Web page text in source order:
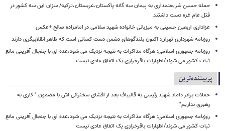
حمله حسین شریعتمداری به پیمان سه گانه پاکستان،عربستان،ترکیه/ سزان این سه کشور در
قتل عام غزه دست داشتند
عزاداری اربعین حسینی به میزبانی خانواده شهید سلامی در امامزاده صالح +عکس
روزنامه شهرداری تهران: اکنون بلندگوهای دشمن دست کسانی است که ظاهر انقلابیگری دارند
روزنامه جمهوری اسلامی: هرگاه مذاکرات به نتیجه نزدیک می شود،عده ای با جنجال آفرینی مانع
ثبات کشور می شوند/اظهارات باقرخرازی یک اتفاق عادی نیست
پربیننده‌ترین
حملات برادر داماد شهید رئیسی به قالیباف بعد از افشای سخنرانی اش با مضمون " کاری به
رهبری نداریم"
روزنامه جمهوری اسلامی: هرگاه مذاکرات به نتیجه نزدیک می شود،عده ای با جنجال آفرینی مانع
ثبات کشور می شوند/اظهارات باقرخرازی یک اتفاق عادی نیست